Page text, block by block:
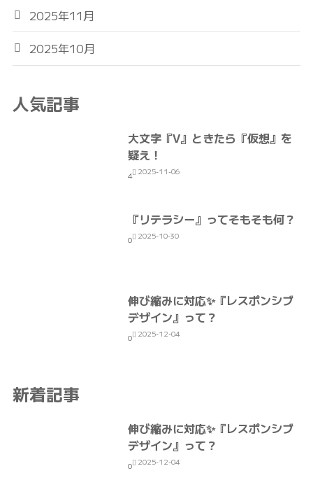
2025年11月
2025年10月
人気記事
大文字『V』ときたら『仮想』を
疑え！
4 2025-11-06
『リテラシー』ってそもそも何？
0 2025-10-30
伸び縮みに対応✨『レスポンシブ
デザイン』って？
0 2025-12-04
新着記事
伸び縮みに対応✨『レスポンシブ
デザイン』って？
0 2025-12-04